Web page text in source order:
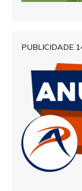
PUBLICIDADE